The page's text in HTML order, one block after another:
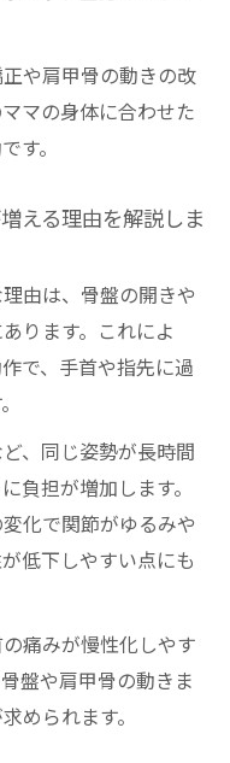
活動作を見直すメ
の育児姿勢確認
一緒に安心して施
軽くする、具体的
や肩甲骨の動きの改
マの身体に合わせた
す。
える理由を解説しま
由は、骨盤の開きや
ります。これによ
で、手首や指先に過
、同じ姿勢が長時間
負担が増加します。
化で関節がゆるみや
低下しやすい点にも
痛みが慢性化しやす
盤や肩甲骨の動きま
められます。